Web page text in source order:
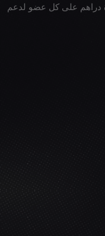
دراهم على كل عضو لدعم